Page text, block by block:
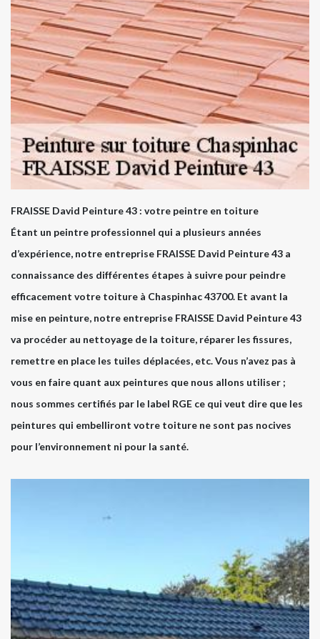
FRAISSE David Peinture 43 : votre peintre en toiture
Étant un peintre professionnel qui a plusieurs années
d’expérience, notre entreprise FRAISSE David Peinture 43 a
connaissance des différentes étapes à suivre pour peindre
efficacement votre toiture à Chaspinhac 43700. Et avant la
mise en peinture, notre entreprise FRAISSE David Peinture 43
va procéder au nettoyage de la toiture, réparer les fissures,
remettre en place les tuiles déplacées, etc. Vous n’avez pas à
vous en faire quant aux peintures que nous allons utiliser ;
nous sommes certifiés par le label RGE ce qui veut dire que les
peintures qui embelliront votre toiture ne sont pas nocives
pour l’environnement ni pour la santé.